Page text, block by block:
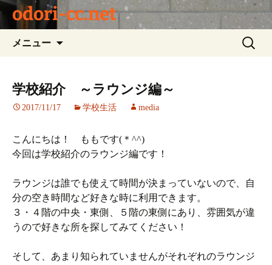
odori-cc.net
メニュー
キ
ッ
検
索:
学校紹介 ～ラウンジ編～
2017/11/17 学校生活 media
こんにちは！ ももです(＊^^)
今回は学校紹介のラウンジ編です！
ラウンジは誰でも使えて時間が決まっていないので、自
分の空き時間など好きな時に利用できます。
３・４階の中央・東側、５階の東側にあり、雰囲気が違
うので好きな所を探してみてください！
そして、あまり知られていませんがそれぞれのラウンジ